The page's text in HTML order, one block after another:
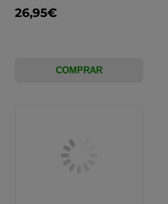
26,95€
COMPRAR